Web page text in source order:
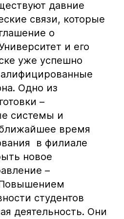
давние
связи, которые
о
и его
уже успешно
Одно из
–
системы и
время
в филиале
новое
–
Повышением
студентов
деятельность. Они